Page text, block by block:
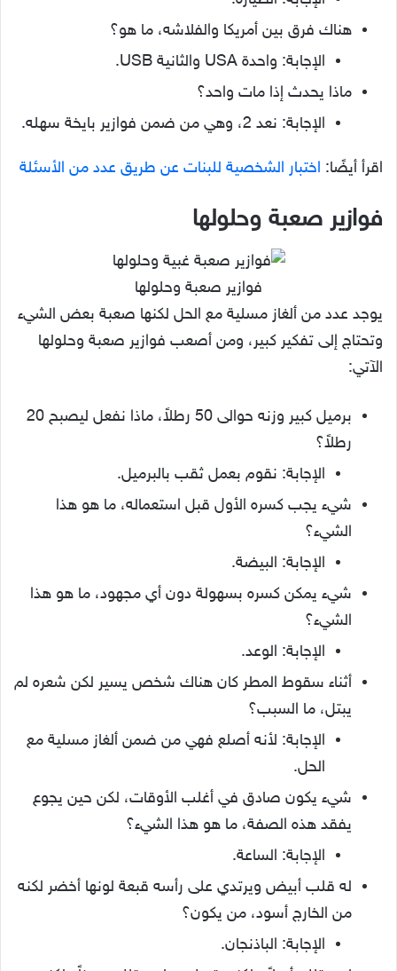
هناك فرق بين أمريكا والفلاشه، ما هو؟
الإجابة: واحدة USA والثانية USB.
ماذا يحدث إذا مات واحد؟
الإجابة: نعد 2، وهي من ضمن فوازير بايخة سهله.
اقرأ أيضًا: اختبار الشخصية للبنات عن طريق عدد من الأسئلة
فوازير صعبة وحلولها
فوازير صعبة وحلولها
يوجد عدد من ألغاز مسلية مع الحل لكنها صعبة بعض الشيء
وتحتاج إلى تفكير كبير، ومن أصعب فوازير صعبة وحلولها
الآتي:
برميل كبير وزنه حوالى 50 رطلاً، ماذا نفعل ليصبح 20
رطلاً؟
الإجابة: نقوم بعمل ثقب بالبرميل.
شيء يجب كسره الأول قبل استعماله، ما هو هذا
الشيء؟
الإجابة: البيضة.
شيء يمكن كسره بسهولة دون أي مجهود، ما هو هذا
الشيء؟
الإجابة: الوعد.
أثناء سقوط المطر كان هناك شخص يسير لكن شعره لم
يبتل، ما السبب؟
الإجابة: لأنه أصلع فهي من ضمن ألغاز مسلية مع
الحل.
شيء يكون صادق في أغلب الأوقات، لكن حين يجوع
يفقد هذه الصفة، ما هو هذا الشيء؟
الإجابة: الساعة.
له قلب أبيض ويرتدي على رأسه قبعة لونها أخضر لكنه
من الخارج أسود، من يكون؟
الإجابة: الباذنجان.